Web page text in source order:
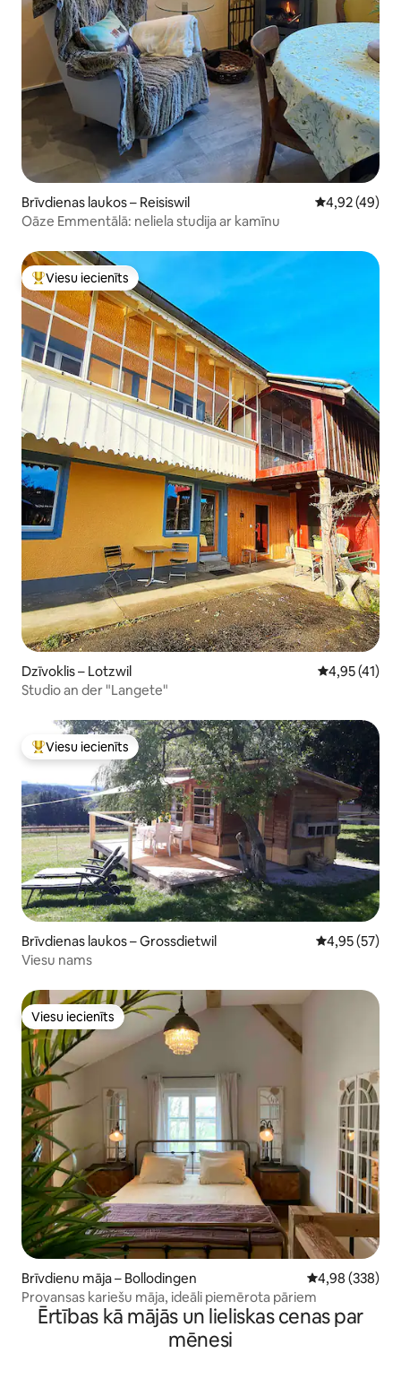
Brīvdienas laukos – Reisiswil Vidējais
4,92 (49)
Oāze Emmentālā: neliela studija ar kamīnu
Populārs viesu iecienīts mājoklis
Viesu iecienīts
Dzīvoklis – Lotzwil Vidējais
4,95 (41)
Studio an der "Langete"
Populārs viesu iecienīts mājoklis
Viesu iecienīts
Brīvdienas laukos – Grossdietwil Vidējais
4,95 (57)
Viesu nams
Viesu iecienīts
Viesu iecienīts
Brīvdienu māja – Bollodingen Vidējais
4,98 (338)
Provansas kariešu māja, ideāli piemērota pāriem
Ērtības kā mājās un lieliskas cenas par
mēnesi